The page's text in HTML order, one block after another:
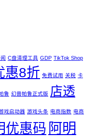
C盘清理工具 GDP TikTok Shop
惠8折 免费试用 关税 卡
鲁 幻兽帕鲁正式版 店透
戏启动器 游戏头条 电商指数 电商
优惠码 阿明